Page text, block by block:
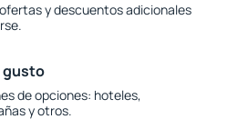
y descuentos adicionales
gusto
de opciones: hoteles,
y otros.